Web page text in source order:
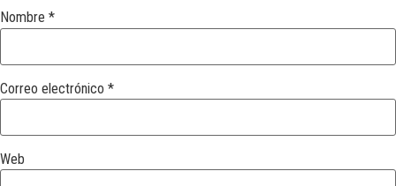
Nombre *
Correo electrónico *
Web